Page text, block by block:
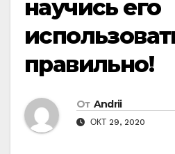
научись его
правильно!
От Andrii
ОКТ 29, 2020